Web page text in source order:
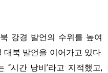
강경 발언의 수위를 높여
대북 발언을 이어가고 있다.
시간 낭비’라고 지적했고,